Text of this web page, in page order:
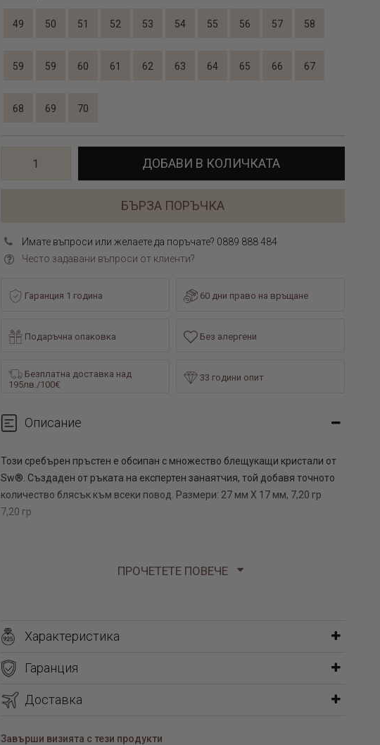
49 50 51 52 53 54 55 56 57 58
59 59 60 61 62 63 64 65 66 67
68 69 70
ДОБАВИ В КОЛИЧКАТА
БЪРЗА ПОРЪЧКА
Имате въпроси или желаете да поръчате? 0889 888 484
Често задавани въпроси от клиенти?
Гаранция 1 година 60 дни право на връщане
Подаръчна опаковка Без алергени
Безплатна доставка над
195лв./100€
33 години опит
Описание
Този сребърен пръстен е обсипан с множество блещукащи кристали от
Sw®. Създаден от ръката на експертен занаятчия, той добавя точното
количество блясък към всеки повод. Размери: 27 мм Х 17 мм, 7,20 гр
7,20 гр
ПРОЧЕТЕТЕ ПОВЕЧЕ
Характеристика
Гаранция
Доставка
Завърши визията с тези продукти